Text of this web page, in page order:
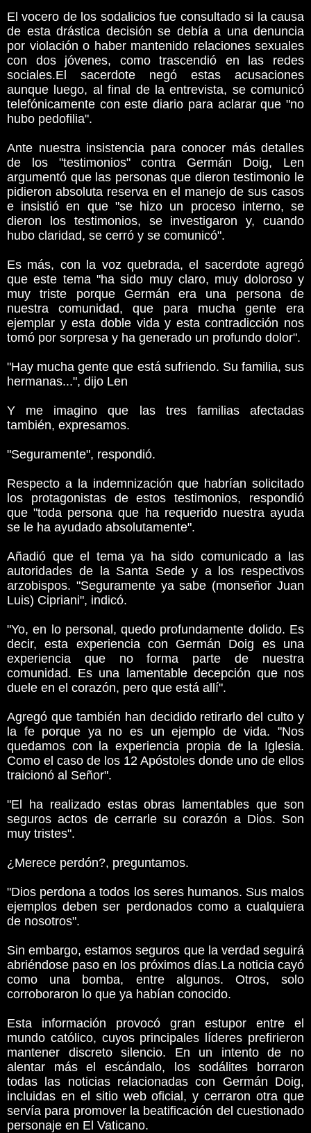
El vocero de los sodalicios fue consultado si la causa
de esta drástica decisión se debía a una denuncia
por violación o haber mantenido relaciones sexuales
con dos jóvenes, como trascendió en las redes
sociales.El sacerdote negó estas acusaciones
aunque luego, al final de la entrevista, se comunicó
telefónicamente con este diario para aclarar que "no
hubo pedofilia".
Ante nuestra insistencia para conocer más detalles
de los "testimonios" contra Germán Doig, Len
argumentó que las personas que dieron testimonio le
pidieron absoluta reserva en el manejo de sus casos
e insistió en que "se hizo un proceso interno, se
dieron los testimonios, se investigaron y, cuando
hubo claridad, se cerró y se comunicó".
Es más, con la voz quebrada, el sacerdote agregó
que este tema "ha sido muy claro, muy doloroso y
muy triste porque Germán era una persona de
nuestra comunidad, que para mucha gente era
ejemplar y esta doble vida y esta contradicción nos
tomó por sorpresa y ha generado un profundo dolor".
"Hay mucha gente que está sufriendo. Su familia, sus
hermanas...", dijo Len
Y me imagino que las tres familias afectadas
también, expresamos.
"Seguramente", respondió.
Respecto a la indemnización que habrían solicitado
los protagonistas de estos testimonios, respondió
que "toda persona que ha requerido nuestra ayuda
se le ha ayudado absolutamente".
Añadió que el tema ya ha sido comunicado a las
autoridades de la Santa Sede y a los respectivos
arzobispos. "Seguramente ya sabe (monseñor Juan
Luis) Cipriani", indicó.
"Yo, en lo personal, quedo profundamente dolido. Es
decir, esta experiencia con Germán Doig es una
experiencia que no forma parte de nuestra
comunidad. Es una lamentable decepción que nos
duele en el corazón, pero que está allí".
Agregó que también han decidido retirarlo del culto y
la fe porque ya no es un ejemplo de vida. "Nos
quedamos con la experiencia propia de la Iglesia.
Como el caso de los 12 Apóstoles donde uno de ellos
traicionó al Señor".
"El ha realizado estas obras lamentables que son
seguros actos de cerrarle su corazón a Dios. Son
muy tristes".
¿Merece perdón?, preguntamos.
"Dios perdona a todos los seres humanos. Sus malos
ejemplos deben ser perdonados como a cualquiera
de nosotros".
Sin embargo, estamos seguros que la verdad seguirá
abriéndose paso en los próximos días.La noticia cayó
como una bomba, entre algunos. Otros, solo
corroboraron lo que ya habían conocido.
Esta información provocó gran estupor entre el
mundo católico, cuyos principales líderes prefirieron
mantener discreto silencio. En un intento de no
alentar más el escándalo, los sodálites borraron
todas las noticias relacionadas con Germán Doig,
incluidas en el sitio web oficial, y cerraron otra que
servía para promover la beatificación del cuestionado
personaje en El Vaticano.